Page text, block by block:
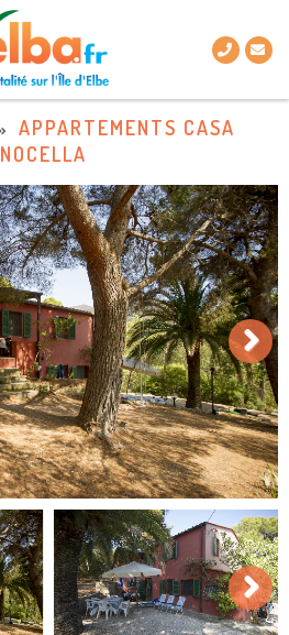
APPARTEMENTS CASA
NOCELLA
Next
Next